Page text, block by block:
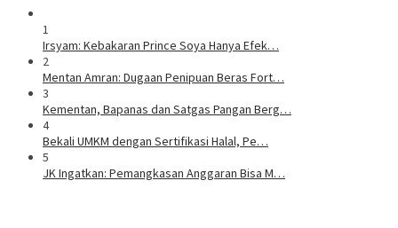
1
Irsyam: Kebakaran Prince Soya Hanya Efek…
2
Mentan Amran: Dugaan Penipuan Beras Fort…
3
Kementan, Bapanas dan Satgas Pangan Berg…
4
Bekali UMKM dengan Sertifikasi Halal, Pe…
5
JK Ingatkan: Pemangkasan Anggaran Bisa M…